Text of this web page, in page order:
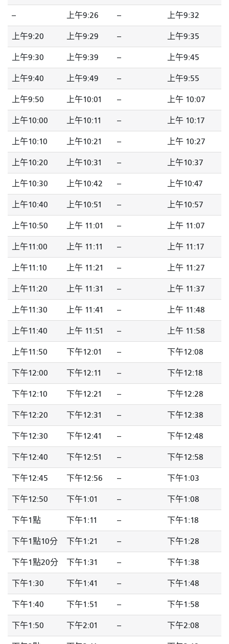
-- 上午9:26 -- 上午9:32
上午9:20 上午9:29 -- 上午9:35
上午9:30 上午9:39 -- 上午9:45
上午9:40 上午9:49 -- 上午9:55
上午9:50 上午10:01 -- 上午 10:07
上午10:00 上午10:11 -- 上午 10:17
上午10:10 上午10:21 -- 上午 10:27
上午10:20 上午10:31 -- 上午10:37
上午10:30 上午10:42 -- 上午10:47
上午10:40 上午10:51 -- 上午10:57
上午10:50 上午 11:01 -- 上午 11:07
上午11:00 上午 11:11 -- 上午 11:17
上午11:10 上午 11:21 -- 上午 11:27
上午11:20 上午 11:31 -- 上午 11:37
上午11:30 上午 11:41 -- 上午 11:48
上午11:40 上午 11:51 -- 上午 11:58
上午11:50 下午12:01 -- 下午12:08
下午12:00 下午12:11 -- 下午12:18
下午12:10 下午12:21 -- 下午12:28
下午12:20 下午12:31 -- 下午12:38
下午12:30 下午12:41 -- 下午12:48
下午12:40 下午12:51 -- 下午12:58
下午12:45 下午12:56 -- 下午1:03
下午12:50 下午1:01 -- 下午1:08
下午1點 下午1:11 -- 下午1:18
下午1點10分 下午1:21 -- 下午1:28
下午1點20分 下午1:31 -- 下午1:38
下午1:30 下午1:41 -- 下午1:48
下午1:40 下午1:51 -- 下午1:58
下午1:50 下午2:01 -- 下午2:08